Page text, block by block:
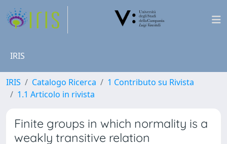
IRIS
IRIS Catalogo Ricerca
1 Contributo su Rivista
1.1 Articolo in rivista
Finite groups in which normality is a
weakly transitive relation